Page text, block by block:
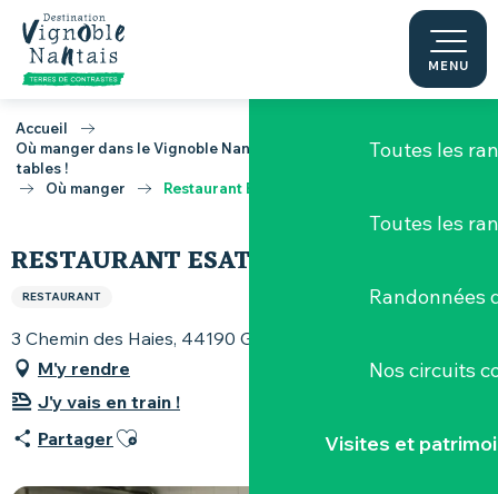
Aller
contenu
principal
MENU
Toutes les randos
Toutes les
Toutes les
Randonnées
Nos circuits
Visites et
Accueil
Où manger dans le Vignoble Nantais, toutes les bonnes adresses
tables !
Où manger
Restaurant ESATCO Gétigné
RESTAURANT ESATCO GÉTIGNÉ
RESTAURANT
3 Chemin des Haies, 44190 Gétigné
M'y rendre
J'y vais en train !
Partager Ajouter aux favoris